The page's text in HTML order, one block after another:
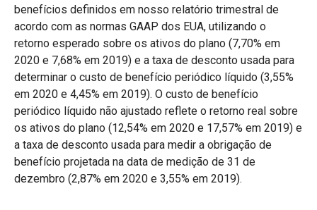
benefícios definidos em nosso relatório trimestral de
acordo com as normas GAAP dos EUA, utilizando o
retorno esperado sobre os ativos do plano (7,70% em
2020 e 7,68% em 2019) e a taxa de desconto usada para
determinar o custo de benefício periódico líquido (3,55%
em 2020 e 4,45% em 2019). O custo de benefício
periódico líquido não ajustado reflete o retorno real sobre
os ativos do plano (12,54% em 2020 e 17,57% em 2019) e
a taxa de desconto usada para medir a obrigação de
benefício projetada na data de medição de 31 de
dezembro (2,87% em 2020 e 3,55% em 2019).